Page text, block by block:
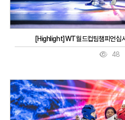
[Highlight]WT월드컵팀챔피언십
48